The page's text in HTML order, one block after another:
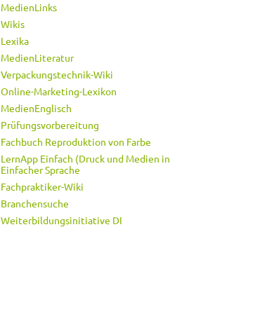
MedienLinks
Wikis
Lexika
MedienLiteratur
Verpackungstechnik-Wiki
Online-Marketing-Lexikon
MedienEnglisch
Prüfungsvorbereitung
Fachbuch Reproduktion von Farbe
LernApp Einfach (Druck und Medien in
Einfacher Sprache
Fachpraktiker-Wiki
Branchensuche
Weiterbildungsinitiative DI